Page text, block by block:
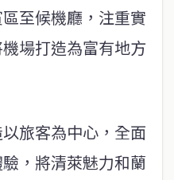
至候機廳，注重實
場打造為富有地方
旅客為中心，全面
，將清萊魅力和蘭